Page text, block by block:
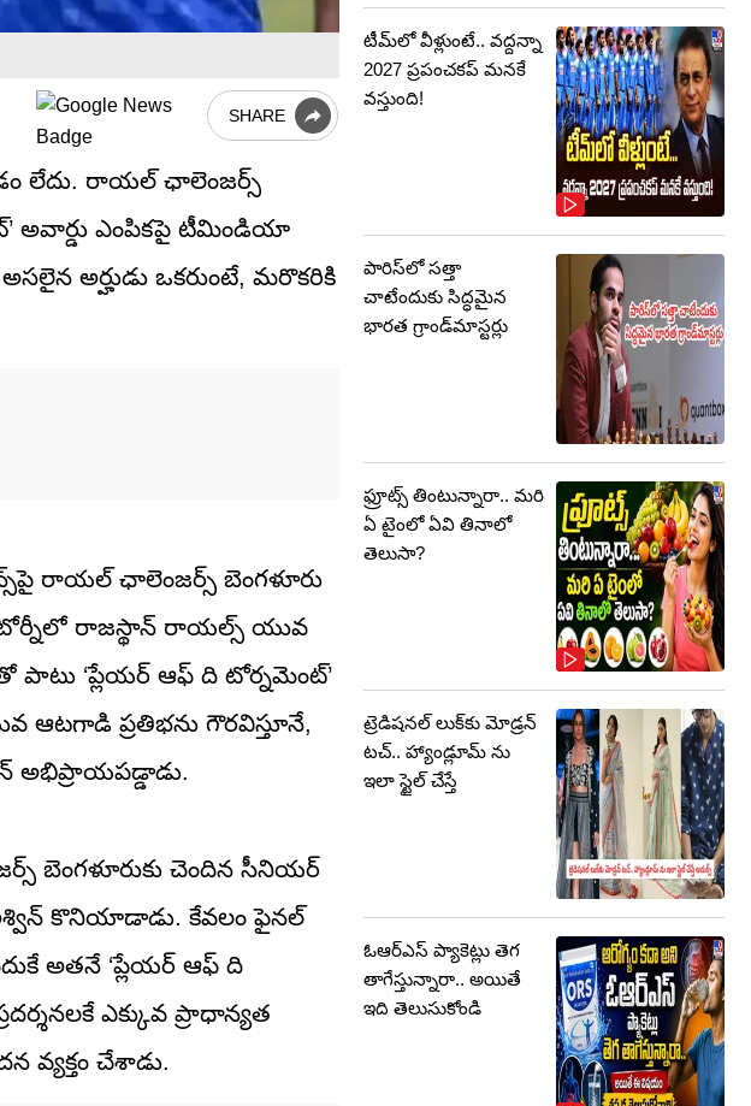
SHARE
లేదు. రాయల్ ఛాలెంజర్స్
అవార్డు ఎంపికపై టీమిండియా
అసలైన అర్హుడు ఒకరుంటే, మరొకరికి
రాయల్ ఛాలెంజర్స్ బెంగళూరు
టోర్నీలో రాజస్థాన్ రాయల్స్ యువ
పాటు ‘ప్లేయర్ ఆఫ్ ది టోర్నమెంట్’
ప్రతిభను గౌరవిస్తూనే,
అభిప్రాయపడ్డాడు.
బెంగళూరుకు చెందిన సీనియర్
కొనియాడాడు. కేవలం ఫైనల్
అతనే ‘ప్లేయర్ ఆఫ్ ది
ఎక్కువ ప్రాధాన్యత
వ్యక్తం చేశాడు.
టీమ్‌లో వీళ్లుంటే.. వద్దన్నా
2027 ప్రపంచకప్‌ మనకే
వస్తుంది!
పారిస్‌లో సత్తా
చాటేందుకు సిద్ధమైన
భారత గ్రాండ్‌మాస్టర్లు
ఫ్రూట్స్‌ తింటున్నారా.. మరి
ఏ టైంలో ఏవి తినాలో
తెలుసా?
ట్రెడిషనల్ లుక్‌కు మోడ్రన్
టచ్.. హ్యాండ్లూమ్ ను
ఇలా స్టైల్ చేస్తే
ఓఆర్‌ఎస్‌ ప్యాకెట్లు తెగ
తాగేస్తున్నారా.. అయితే
ఇది తెలుసుకోండి